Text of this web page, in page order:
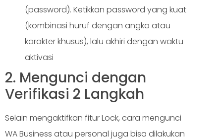
(password). Ketikkan password yang kuat
(kombinasi huruf dengan angka atau
karakter khusus), lalu akhiri dengan waktu
aktivasi
2. Mengunci dengan
Verifikasi 2 Langkah
Selain mengaktifkan fitur Lock, cara mengunci
WA Business atau personal juga bisa dilakukan